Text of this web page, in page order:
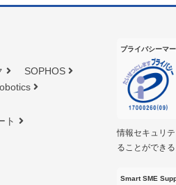
SOPHOS
ト
プライバシーマ
情報セキュリ
ることができ
Smart SME